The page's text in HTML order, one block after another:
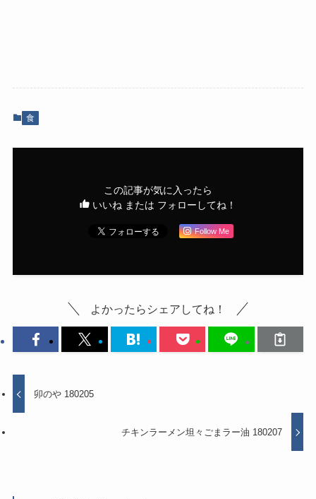
食
この記事が気に入ったら
いいね または フォローしてね！
Follow Me
よかったらシェアしてね！
卯のや 180205
チキンラーメン坦々ごまラー油 180207